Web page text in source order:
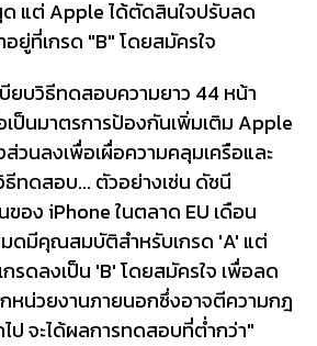
ด แต่ Apple ได้ตัดสินใจปรับลด
ยู่ที่เกรด "B" โดยสมัครใจ
บียบวิธีทดสอบความยาว 44 หน้า
ป็นมาตรการป้องกันเพิ่มเติม Apple
วนลงเพื่อเผื่อความคลุมเครือและ
ทดสอบ... ตัวอย่างเช่น ดัชนี
อง iPhone ในตลาด EU เดือน
ดมีคุณสมบัติสำหรับเกรด 'A' แต่
รดลงเป็น 'B' โดยสมัครใจ เพื่อลด
หน่วยงานภายนอกซึ่งอาจตีความกฎ
ป จะได้ผลการทดสอบที่ต่ำกว่า"